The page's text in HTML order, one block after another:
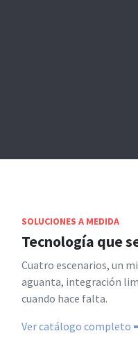
SOLUCIONES A MEDIDA
Tecnología que
Cuatro escenarios, un
aguanta, integración
cuando hace falta.
Ver catálogo completo